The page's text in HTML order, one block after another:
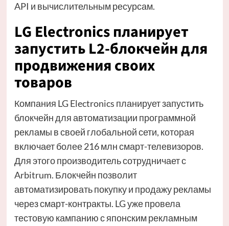
API и вычислительным ресурсам.
LG Electronics планирует
запустить L2-блокчейн для
продвижения своих
товаров
Компания LG Electronics планирует запустить
блокчейн для автоматизации программной
рекламы в своей глобальной сети, которая
включает более 216 млн смарт-телевизоров.
Для этого производитель сотрудничает с
Arbitrum. Блокчейн позволит
автоматизировать покупку и продажу рекламы
через смарт-контракты. LG уже провела
тестовую кампанию с японским рекламным